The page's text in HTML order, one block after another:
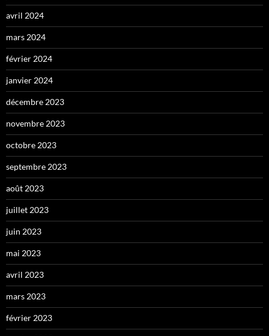
avril 2024
mars 2024
février 2024
janvier 2024
décembre 2023
novembre 2023
octobre 2023
septembre 2023
août 2023
juillet 2023
juin 2023
mai 2023
avril 2023
mars 2023
février 2023